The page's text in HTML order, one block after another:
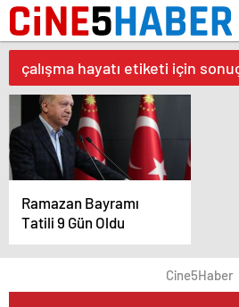
çalışma hayatı etiketi için
Ramazan Bayramı
Tatili 9 Gün Oldu
Cine5Haber